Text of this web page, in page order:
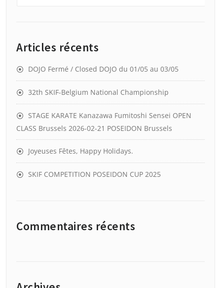
Articles récents
DOJO Fermé / Closed DOJO du 01/05 au 03/05
32th SKIF-Belgium National Championship
STAGE KARATE Kanazawa Fumitoshi Sensei OPEN
CLASS Brussels 2026-02-21 POSEIDON Brussels
Joyeuses Fêtes, Happy Holidays.
SKIF COMPETITION POSEIDON CUP 2025
Commentaires récents